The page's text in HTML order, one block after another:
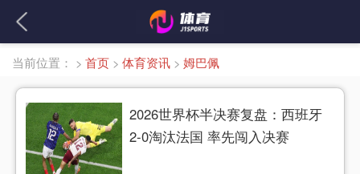
当前位置： > 首页 > 体育资讯 > 姆巴佩
2026世界杯半决赛复盘：西班牙
2-0淘汰法国 率先闯入决赛